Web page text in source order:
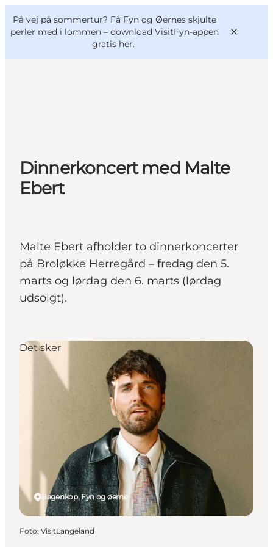
På vej på sommertur? Få Fyn og Øernes skjulte
perler med i lommen – download VisitFyn-appen
gratis her.
Mad og drikke
Overnatning
VisitFyn
Deutsch
Dinnerkoncert med Malte
Ebert
Malte Ebert afholder to dinnerkoncerter
på Broløkke Herregård – fredag den 5.
marts og lørdag den 6. marts (lørdag
udsolgt).
Bagenkop, Fyn og øerne
Det sker
Foto: VisitLangeland